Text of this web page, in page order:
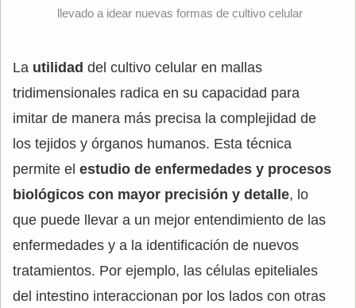
llevado a idear nuevas formas de cultivo celular
La utilidad del cultivo celular en mallas
tridimensionales radica en su capacidad para
imitar de manera más precisa la complejidad de
los tejidos y órganos humanos. Esta técnica
permite el estudio de enfermedades y procesos
biológicos con mayor precisión y detalle, lo
que puede llevar a un mejor entendimiento de las
enfermedades y a la identificación de nuevos
tratamientos. Por ejemplo, las células epiteliales
del intestino interaccionan por los lados con otras